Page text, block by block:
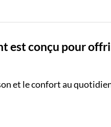
est conçu pour
et le confort au